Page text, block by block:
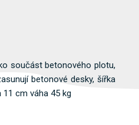
součást betonového plotu,
betonové desky, šířka
cm váha 45 kg